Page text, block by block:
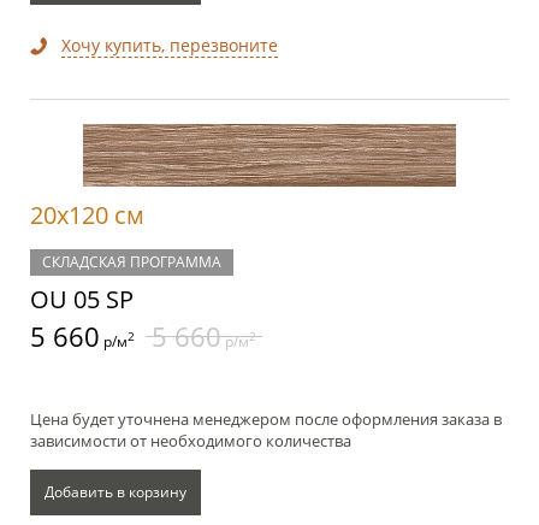
Хочу купить, перезвоните
20x120 см
СКЛАДСКАЯ ПРОГРАММА
OU 05 SP
5 660 р/м2 5 660р/м2
Цена будет уточнена менеджером после оформления заказа в
зависимости от необходимого количества
Добавить в корзину